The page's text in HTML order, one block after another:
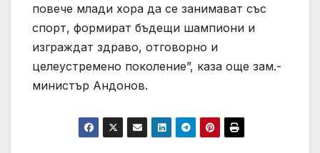
повече млади хора да се занимават със
спорт, формират бъдещи шампиони и
изграждат здраво, отговорно и
целеустремено поколение”, каза още зам.-
министър Андонов.